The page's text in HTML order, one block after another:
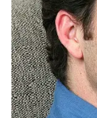
ஐபிஎல்
சிஎஸ்கே
ரெய்னா,